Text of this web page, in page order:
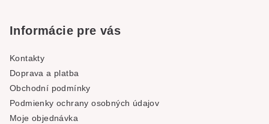
Informácie pre vás
Kontakty
Doprava a platba
Obchodní podmínky
Podmienky ochrany osobných údajov
Moje objednávka